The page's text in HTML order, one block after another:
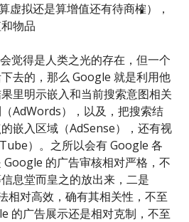
虚拟还是算增值还有待商榷），
物品
觉得是人类之光的存在，但一个
去的，那么 Google 就是利用他
里明示嵌入和当前搜索意图相关
AdWords），以及，把搜索结
嵌入区域（AdSense），还有视
）。之所以会有 Google 各
的广告审核相对严格，不
息堂而皇之的放出来，二是
相对高效，确有其相关性，不至
的广告展示还是相对克制，不至